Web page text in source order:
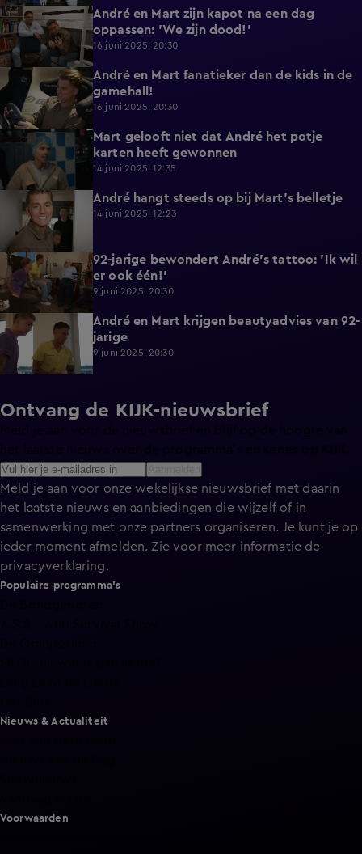
4:57
André en Mart zijn kapot na een dag
oppassen: 'We zijn dood!'
16 juni 2025, 20:30
4:46
André en Mart fanatieker dan de kids in de
gamehall!
16 juni 2025, 20:30
0:46
Mart gelooft niet dat André het potje
karten heeft gewonnen
14 juni 2025, 12:35
0:56 André hangt steeds op bij Mart's belletje
14 juni 2025, 12:23
3:59
92-jarige bewondert André's tattoo: 'Ik wil
er ook één!'
9 juni 2025, 20:30
4:35
André en Mart krijgen beautyadvies van 92-
jarige
9 juni 2025, 20:30
Ontvang de KIJK-nieuwsbrief
Meld je aan voor de nieuwsbrief en blijf op de hoogte van
Meld je aan voor onze wekelijkse nieuwsbrief met daarin
het laatste nieuws en aanbiedingen die wijzelf of in
samenwerking met onze partners organiseren. Je kunt je op
ieder moment afmelden. Zie voor meer informatie de
privacyverklaring.
Populaire programma's
Nieuws & Actualiteit
Voorwaarden